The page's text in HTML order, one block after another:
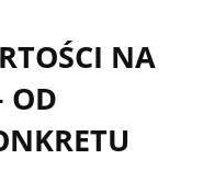
NA
OD